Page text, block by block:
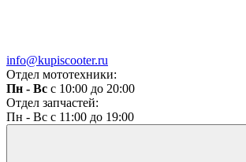
info@kupiscooter.ru
Отдел мототехники:
Пн - Вс с 10:00 до 20:00
Отдел запчастей:
Пн - Вс с 11:00 до 19:00